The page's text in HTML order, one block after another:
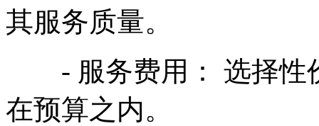
其服务质量。
- 服务费用： 选择性
在预算之内。